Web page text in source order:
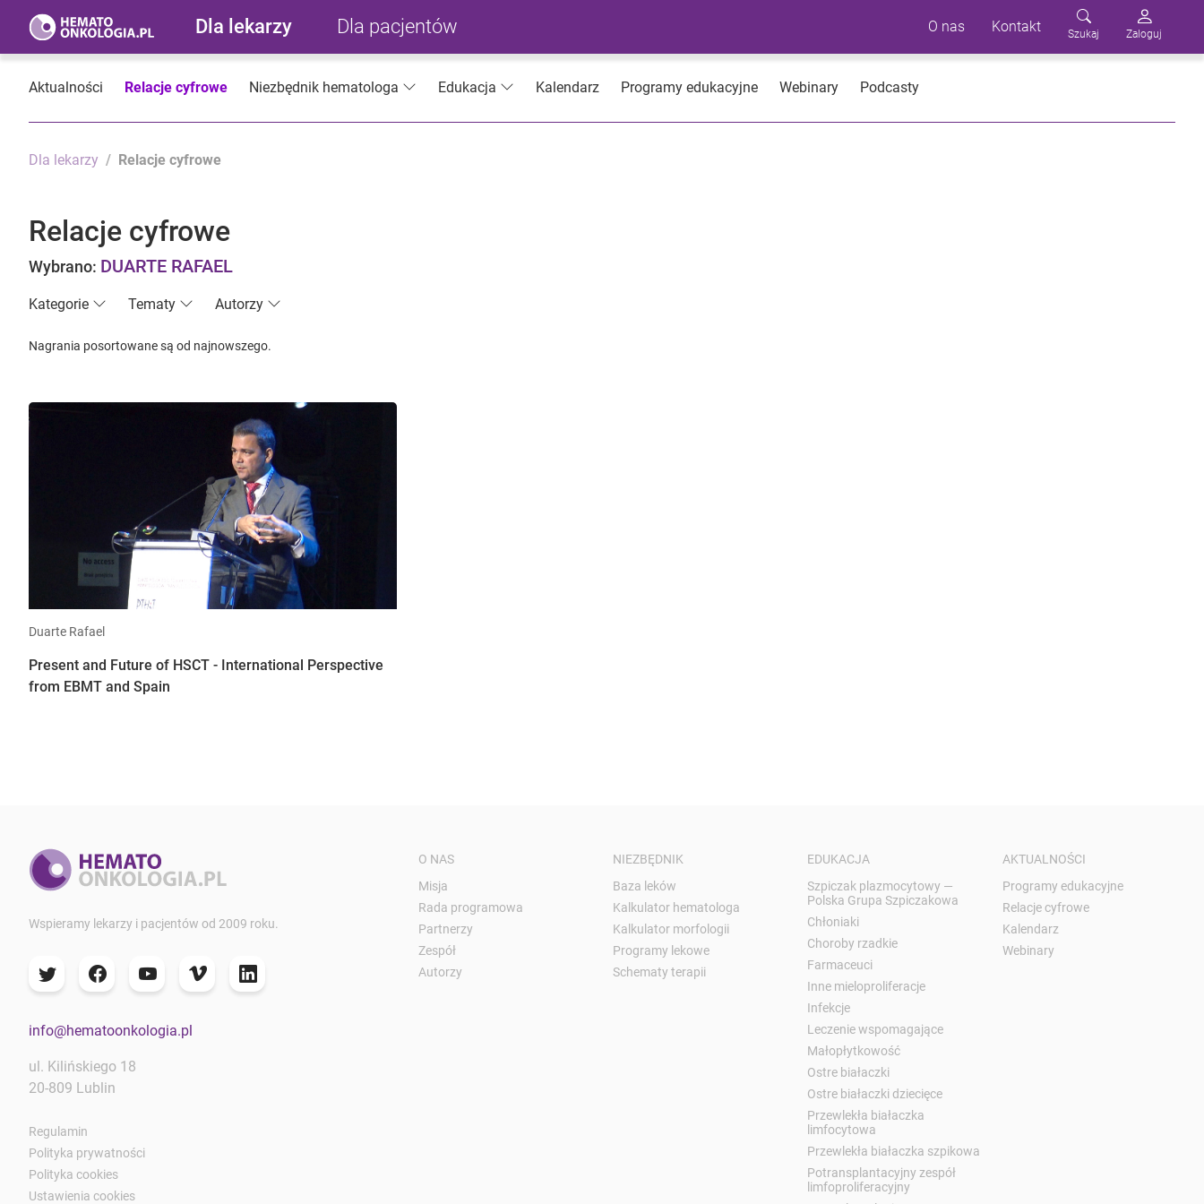
Dla lekarzy Dla pacjentów O nas Kontakt Szukaj Zaloguj
Aktualności Relacje cyfrowe Niezbędnik hematologa Edukacja Kalendarz Programy edukacyjne Webinary Podcasty
Dla lekarzy Relacje cyfrowe
Relacje cyfrowe
Wybrano: DUARTE RAFAEL
Kategorie Tematy Autorzy
Nagrania posortowane są od najnowszego.
Duarte Rafael
Present and Future of HSCT - International Perspective
from EBMT and Spain
Wspieramy lekarzy i pacjentów od 2009 roku.
info@hematoonkologia.pl
ul. Kilińskiego 18
20-809 Lublin
Regulamin
Polityka prywatności
Polityka cookies
Ustawienia cookies
O NAS
Misja
Rada programowa
Partnerzy
Zespół
Autorzy
NIEZBĘDNIK
Baza leków
Kalkulator hematologa
Kalkulator morfologii
Programy lekowe
Schematy terapii
EDUKACJA
Szpiczak plazmocytowy —
Polska Grupa Szpiczakowa
Chłoniaki
Choroby rzadkie
Farmaceuci
Inne mieloproliferacje
Infekcje
Leczenie wspomagające
Małopłytkowość
Ostre białaczki
Ostre białaczki dziecięce
Przewlekła białaczka
limfocytowa
Przewlekła białaczka szpikowa
Potransplantacyjny zespół
limfoproliferacyjny
AKTUALNOŚCI
Programy edukacyjne
Relacje cyfrowe
Kalendarz
Webinary